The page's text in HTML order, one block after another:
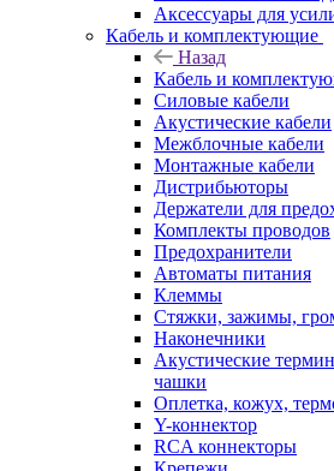
Аксессуары для
Кабель и комплектующие
Назад
Кабель и
Силовые кабели
Акустические кабели
Межблочные кабели
Монтажные кабели
Дистрибьюторы
Держатели для
Комплекты проводов
Предохранители
Автоматы питания
Клеммы
Стяжки, зажимы,
Наконечники
Акустические
чашки
Оплетка, кожух,
Y-коннектор
RCA коннекторы